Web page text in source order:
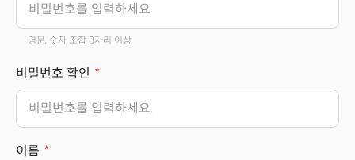
영문, 숫자 조합 8자리 이상
비밀번호 확인
이름